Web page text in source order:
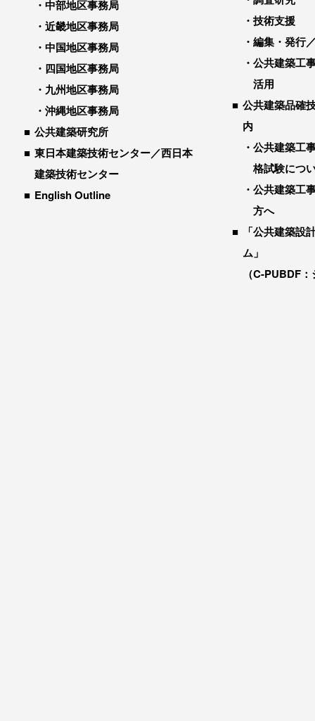
中部地区事務局
近畿地区事務局
中国地区事務局
四国地区事務局
九州地区事務局
沖縄地区事務局
公共建築研究所
東日本建築技術センター／西日本
建築技術センター
English Outline
技術支援
編集・発行
公共建築工
活用
公共建築品確
内
公共建築工
格試験につ
公共建築工
方へ
「公共建築設
ム」
（C-PUBDF